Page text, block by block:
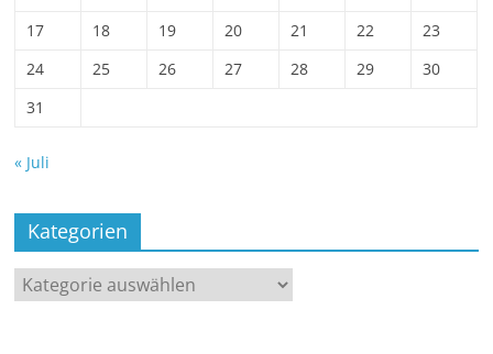
17
18 19 20 21 22
23
24
25 26 27 28 29
30
31
« Juli
Kategorien
Kategorien